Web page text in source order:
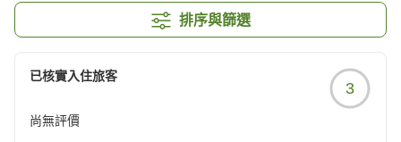
排序與篩選
已核實入住旅客
3
尚無評價